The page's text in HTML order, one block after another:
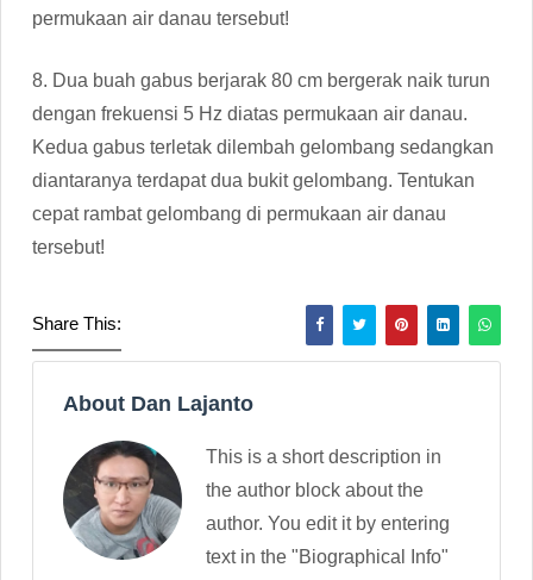
permukaan air danau tersebut!
8. Dua buah gabus berjarak 80 cm bergerak naik turun
dengan frekuensi 5 Hz diatas permukaan air danau.
Kedua gabus terletak dilembah gelombang sedangkan
diantaranya terdapat dua bukit gelombang. Tentukan
cepat rambat gelombang di permukaan air danau
tersebut!
Share This:
About Dan Lajanto
This is a short description in
the author block about the
author. You edit it by entering
text in the "Biographical Info"